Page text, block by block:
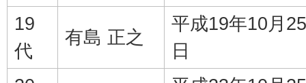
19
代
有島 正之
平成19年10月25
日